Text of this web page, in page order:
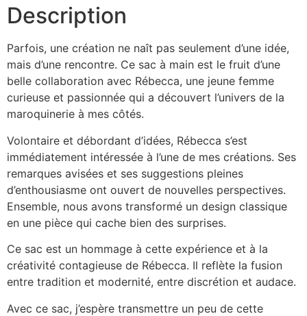
Description
Parfois, une création ne naît pas seulement d’une idée,
mais d’une rencontre. Ce sac à main est le fruit d’une
belle collaboration avec Rébecca, une jeune femme
curieuse et passionnée qui a découvert l’univers de la
maroquinerie à mes côtés.
Volontaire et débordant d’idées, Rébecca s’est
immédiatement intéressée à l’une de mes créations. Ses
remarques avisées et ses suggestions pleines
d’enthousiasme ont ouvert de nouvelles perspectives.
Ensemble, nous avons transformé un design classique
en une pièce qui cache bien des surprises.
Ce sac est un hommage à cette expérience et à la
créativité contagieuse de Rébecca. Il reflète la fusion
entre tradition et modernité, entre discrétion et audace.
Avec ce sac, j’espère transmettre un peu de cette